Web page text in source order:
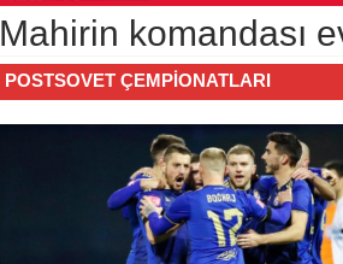
Mahirin komandası
POSTSOVET ÇEMPIONATLARI